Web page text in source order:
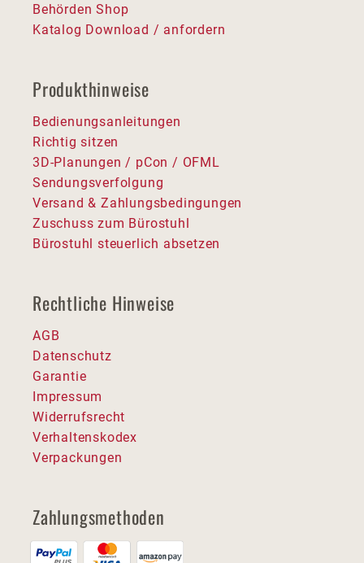
Behörden Shop
Katalog Download / anfordern
Produkthinweise
Bedienungsanleitungen
Richtig sitzen
3D-Planungen / pCon / OFML
Sendungsverfolgung
Versand & Zahlungsbedingungen
Zuschuss zum Bürostuhl
Bürostuhl steuerlich absetzen
Rechtliche Hinweise
AGB
Datenschutz
Garantie
Impressum
Widerrufsrecht
Verhaltenskodex
Verpackungen
Zahlungsmethoden